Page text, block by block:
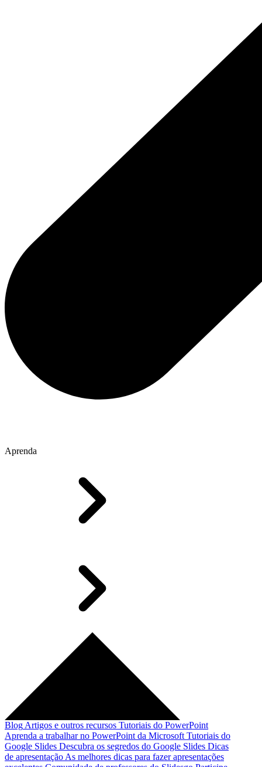
Aprenda
Blog Artigos e outros recursos Tutoriais do PowerPoint
Aprenda a trabalhar no PowerPoint da Microsoft Tutoriais do
Google Slides Descubra os segredos do Google Slides Dicas
de apresentação As melhores dicas para fazer apresentações